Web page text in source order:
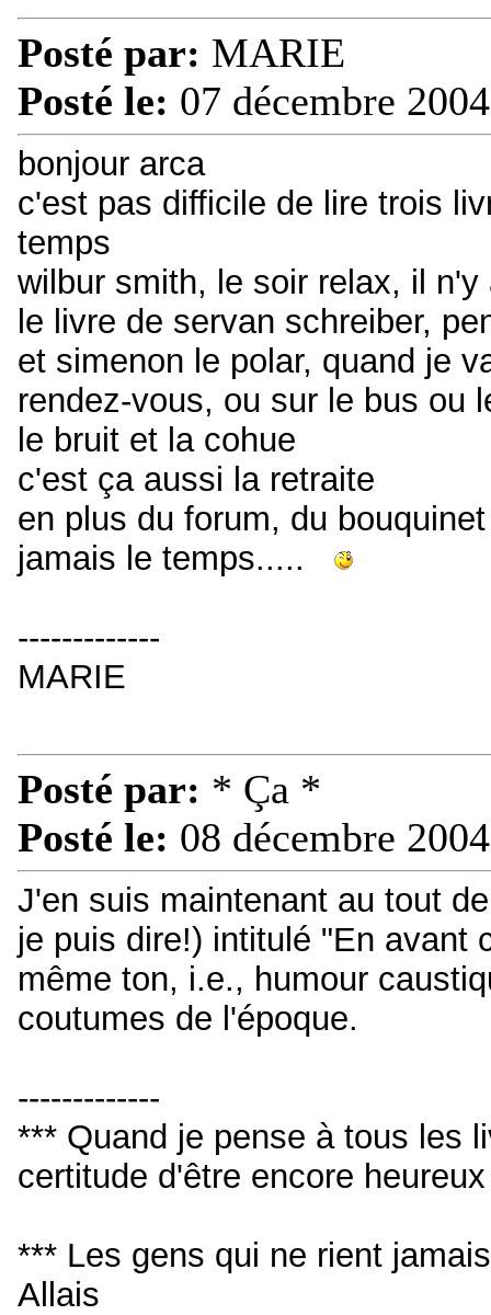
Posté par: MARIE
Posté le: 07 décembre
bonjour arca
c'est pas difficile de lire trois
temps
wilbur smith, le soir relax, il
le livre de servan schreiber,
et simenon le polar, quand je
rendez-vous, ou sur le bus ou
le bruit et la cohue
c'est ça aussi la retraite
en plus du forum, du
jamais le temps.....
-------------
MARIE
Posté par: * Ça *
Posté le: 08 décembre
J'en suis maintenant au tout
je puis dire!) intitulé "En avant
même ton, i.e., humour
coutumes de l'époque.
-------------
*** Quand je pense à tous les
certitude d'être encore
*** Les gens qui ne rient
Allais